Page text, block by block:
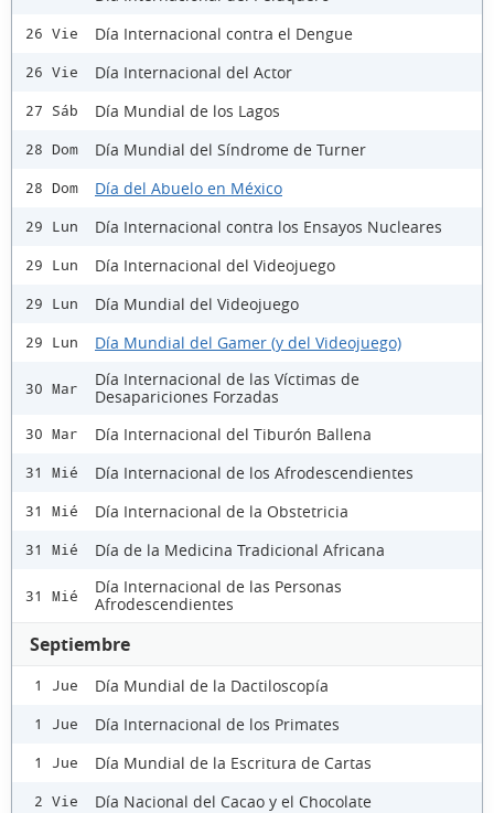
26 Vie Día Internacional contra el Dengue
26 Vie Día Internacional del Actor
27 Sáb Día Mundial de los Lagos
28 Dom Día Mundial del Síndrome de Turner
28 Dom Día del Abuelo en México
29 Lun Día Internacional contra los Ensayos Nucleares
29 Lun Día Internacional del Videojuego
29 Lun Día Mundial del Videojuego
29 Lun Día Mundial del Gamer (y del Videojuego)
30 Mar
Día Internacional de las Víctimas de
Desapariciones Forzadas
30 Mar Día Internacional del Tiburón Ballena
31 Mié Día Internacional de los Afrodescendientes
31 Mié Día Internacional de la Obstetricia
31 Mié Día de la Medicina Tradicional Africana
31 Mié
Día Internacional de las Personas
Afrodescendientes
Septiembre
1 Jue Día Mundial de la Dactiloscopía
1 Jue Día Internacional de los Primates
1 Jue Día Mundial de la Escritura de Cartas
2 Vie Día Nacional del Cacao y el Chocolate